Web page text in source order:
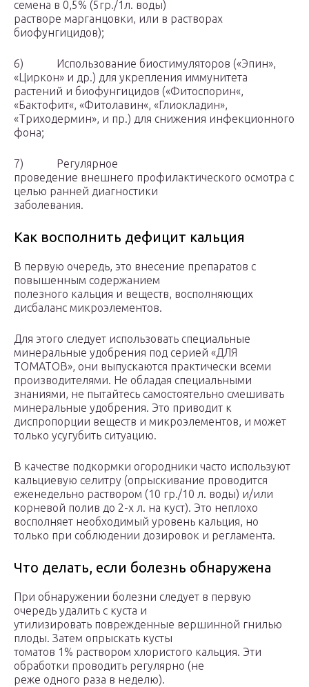
семена в 0,5% (5гр./1л. воды)
растворе марганцовки, или в растворах
биофунгицидов);
6) Использование биостимуляторов («Эпин»,
«Циркон» и др.) для укрепления иммунитета
растений и биофунгицидов («Фитоспорин«,
«Бактофит«, «Фитолавин«, «Глиокладин»,
«Триходермин», и пр.) для снижения инфекционного
фона;
7) Регулярное
проведение внешнего профилактического осмотра с
целью ранней диагностики
заболевания.
Как восполнить дефицит кальция
В первую очередь, это внесение препаратов с
повышенным содержанием
полезного кальция и веществ, восполняющих
дисбаланс микроэлементов.
Для этого следует использовать специальные
минеральные удобрения под серией «ДЛЯ
ТОМАТОВ», они выпускаются практически всеми
производителями. Не обладая специальными
знаниями, не пытайтесь самостоятельно смешивать
минеральные удобрения. Это приводит к
диспропорции веществ и микроэлементов, и может
только усугубить ситуацию.
В качестве подкормки огородники часто используют
кальциевую селитру (опрыскивание проводится
еженедельно раствором (10 гр./10 л. воды) и/или
корневой полив до 2-х л. на куст). Это неплохо
восполняет необходимый уровень кальция, но
только при соблюдении дозировок и регламента.
Что делать, если болезнь обнаружена
При обнаружении болезни следует в первую
очередь удалить с куста и
утилизировать поврежденные вершинной гнилью
плоды. Затем опрыскать кусты
томатов 1% раствором хлористого кальция. Эти
обработки проводить регулярно (не
реже одного раза в неделю).